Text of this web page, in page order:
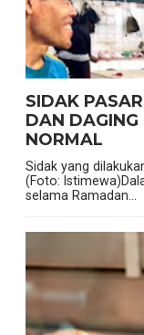
SIDAK
DAN
NORMAL
Sidak yang
(Foto:
selama Ramadan...